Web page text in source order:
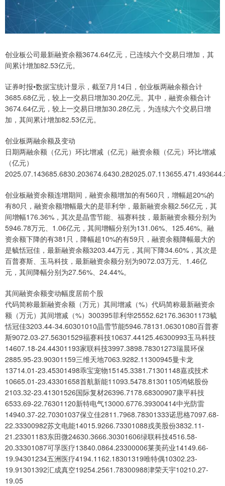
创业板公司最新融资余额3674.64亿元，已连续六个交易日增加，其
间累计增加82.53亿元。
证券时报•数据宝统计显示，截至7月14日，创业板两融余额合计
3685.68亿元，较上一交易日增加30.20亿元。其中，融资余额合计
3674.64亿元，较上一交易日增加30.28亿元，为连续六个交易日增
加，其间累计增加82.53亿元。
创业板两融余额及变动
日期两融余额（亿元）环比增减（亿元）融资余额（亿元）环比增减
（亿元）
创业板融资余额连增期间，融资余额增加的有560只，增幅超20%的
有80只，融资余额增幅最大的是菲利华，最新融资余额2.56亿元，其
间增幅176.36%，其次是晶雪节能、福赛科技，最新融资余额分别为
5946.78万元、1.06亿元，其间增幅分别为131.06%、125.46%。融
资余额下降的有381只，降幅超10%的有59只，融资余额降幅最大的
是毓恬冠佳，最新融资余额3203.44万元，其间下降34.60%，其次是
百普赛斯、玉马科技，最新融资余额分别为9072.03万元、1.46亿
元，其间降幅分别为27.56%、24.44%。
其间融资余额变动幅度居前个股
代码简称最新融资余额（万元）其间增减（%）代码简称最新融资余
额（万元）其间增减（%）300395菲利华25552.62176.36301173毓
恬冠佳3203.44-34.60301010晶雪节能5946.78131.06301080百普赛
斯9072.03-27.56301529福赛科技10637.44125.46300993玉马科技
14607.18-24.44301193家联科技3997.3898.78301273瑞晨环保
2885.95-23.90301159三维天地7063.9282.11300945曼卡龙
13714.01-23.45301498乖宝宠物15145.3381.71301148嘉戎技术
10665.01-23.43301658首航新能11093.5478.81301105鸿铭股份
2103.32-23.41301526国际复材26396.7178.68300907康平科技
6533.69-22.76301120新特电气13000.6776.39300414中光防雷
14940.37-22.70301037保立佳2811.7968.78301333诺思格7097.68-
22.33300982苏文电能14015.9266.73301088戎美股份3832.11-
21.23301183东田微24630.3666.30301606绿联科技4516.58-
20.33301087可孚医疗13840.0864.23300006莱美药业14149.66-
19.94301234五洲医疗4194.1162.18301319唯特偶10302.23-
19.91301392汇成真空19254.2561.78300988津荣天宇10210.27-
19.05